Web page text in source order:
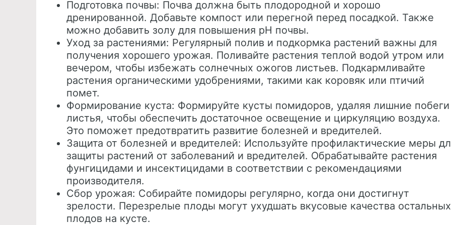
Подготовка почвы: Почва должна быть плодородной и хорошо
дренированной. Добавьте компост или перегной перед посадкой. Также
можно добавить золу для повышения pH почвы.
Уход за растениями: Регулярный полив и подкормка растений важны для
получения хорошего урожая. Поливайте растения теплой водой утром или
вечером, чтобы избежать солнечных ожогов листьев. Подкармливайте
растения органическими удобрениями, такими как коровяк или птичий
помет.
Формирование куста: Формируйте кусты помидоров, удаляя лишние
листья, чтобы обеспечить достаточное освещение и циркуляцию воздуха.
Это поможет предотвратить развитие болезней и вредителей.
Защита от болезней и вредителей: Используйте профилактические меры
защиты растений от заболеваний и вредителей. Обрабатывайте растения
фунгицидами и инсектицидами в соответствии с рекомендациями
производителя.
Сбор урожая: Собирайте помидоры регулярно, когда они достигнут
зрелости. Перезрелые плоды могут ухудшать вкусовые качества остальных
плодов на кусте.